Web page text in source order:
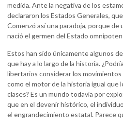
medida. Ante la negativa de los
declararon los Estados Generales,
Comenzó así una paradoja, porque
nació el germen del Estado
Estos han sido únicamente algunos
que hay a lo largo de la historia.
libertarios considerar los
como el motor de la historia igual que
clases? Es un mundo todavía por
que en el devenir histórico, el
el engrandecimiento estatal. Parece